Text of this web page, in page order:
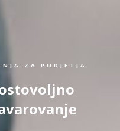
ZA PODJETJA